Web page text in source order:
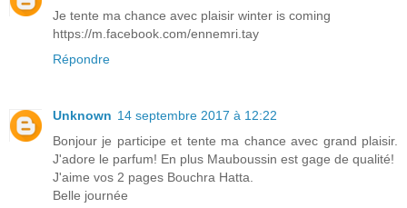
Je tente ma chance avec plaisir winter is coming
https://m.facebook.com/ennemri.tay
Répondre
Unknown 14 septembre 2017 à 12:22
Bonjour je participe et tente ma chance avec grand plaisir.
J'adore le parfum! En plus Mauboussin est gage de qualité!
J'aime vos 2 pages Bouchra Hatta.
Belle journée